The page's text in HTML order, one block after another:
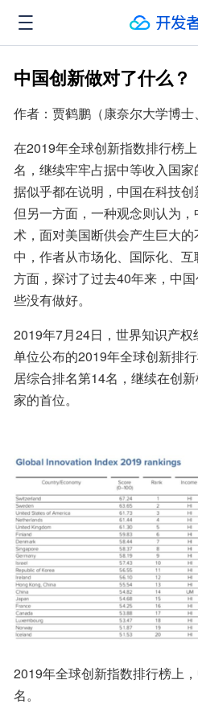
中国创新做对了什么？
作者：贾鹤鹏（康奈尔大学博士
在2019年全球创新指数排行榜
名，继续牢牢占据中等收入国
据似乎都在说明，中国在科技创
但另一方面，一种观念则认为
术，面对美国断供会产生巨大
中，作者从市场化、国际化、
方面，探讨了过去40年来，中
些没有做好。
2019年7月24日，世界知识产
单位公布的2019年全球创新排
居综合排名第14名，继续在创
家的首位。
2019年全球创新指数排行榜上
名。